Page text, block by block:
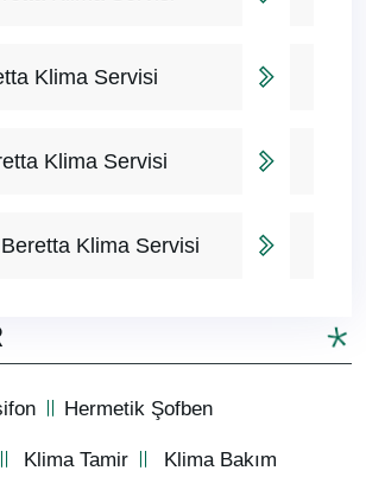
Klima Servisi
Klima Servisi
Beretta Klima Servisi
Hermetik Şofben
Klima Tamir Klima Bakım